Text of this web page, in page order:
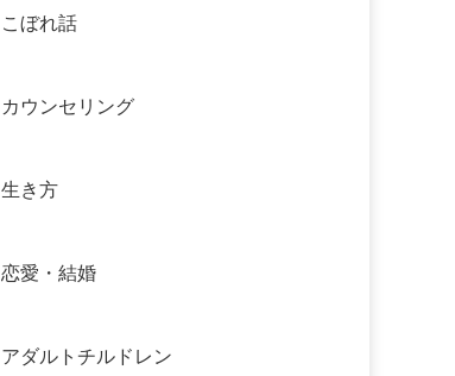
こぼれ話
カウンセリング
生き方
恋愛・結婚
アダルトチルドレン